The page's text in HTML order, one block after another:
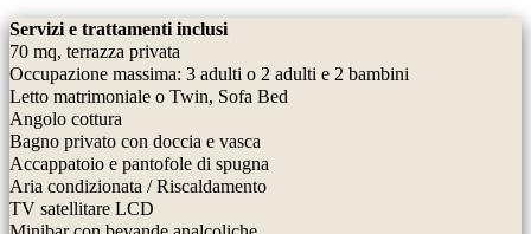
Servizi e trattamenti inclusi
70 mq, terrazza privata
Occupazione massima: 3 adulti o 2 adulti e 2 bambini
Letto matrimoniale o Twin, Sofa Bed
Angolo cottura
Bagno privato con doccia e vasca
Accappatoio e pantofole di spugna
Aria condizionata / Riscaldamento
TV satellitare LCD